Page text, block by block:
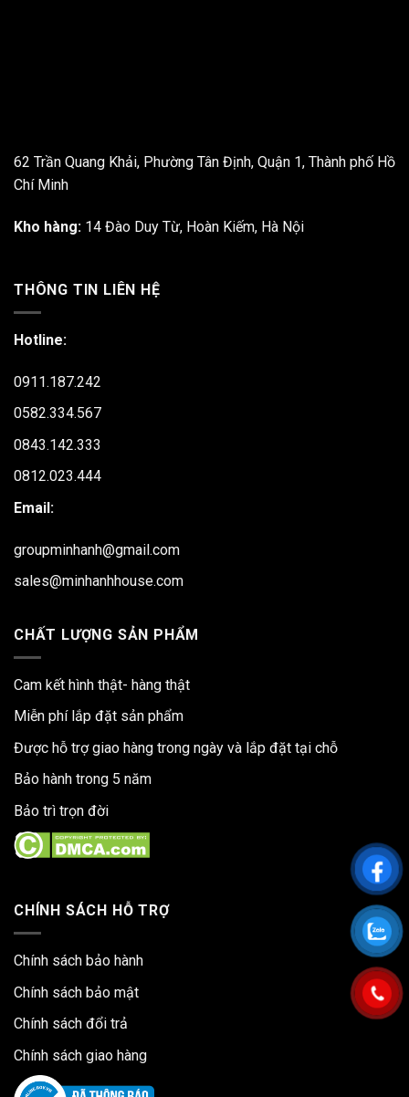
62 Trần Quang Khải, Phường Tân Định, Quận 1, Thành phố Hồ
Chí Minh
Kho hàng: 14 Đào Duy Từ, Hoàn Kiếm, Hà Nội
THÔNG TIN LIÊN HỆ
Hotline:
0911.187.242
0582.334.567
0843.142.333
0812.023.444
Email:
groupminhanh@gmail.com
sales@minhanhhouse.com
CHẤT LƯỢNG SẢN PHẨM
Cam kết hình thật- hàng thật
Miễn phí lắp đặt sản phẩm
Được hỗ trợ giao hàng trong ngày và lắp đặt tại chỗ
Bảo hành trong 5 năm
Bảo trì trọn đời
CHÍNH SÁCH HỖ TRỢ
Chính sách bảo hành
Chính sách bảo mật
Chính sách đổi trả
Chính sách giao hàng